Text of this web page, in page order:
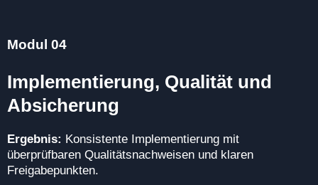
Modul 04
Implementierung, Qualität und
Absicherung
Ergebnis: Konsistente Implementierung mit
überprüfbaren Qualitätsnachweisen und klaren
Freigabepunkten.